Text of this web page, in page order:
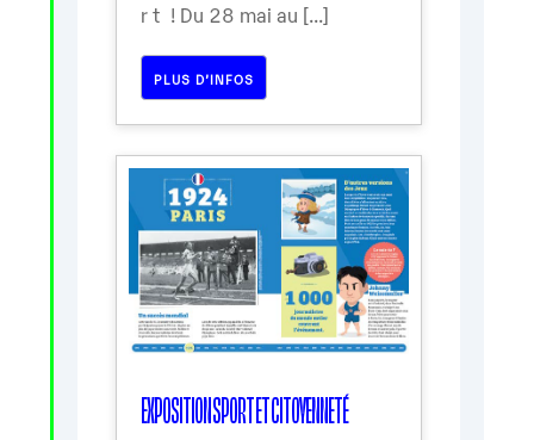
r t ! Du 28 mai au [...]
PLUS D’INFOS
EXPOSITION SPORT ET CITOYENNETÉ